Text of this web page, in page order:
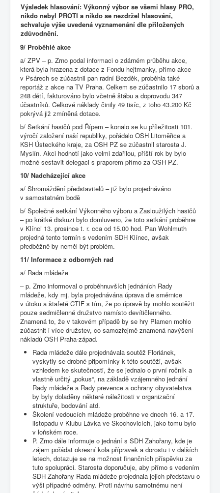
Výsledek hlasování: Výkonný výbor se všemi hlasy PRO,
nikdo nebyl PROTI a nikdo se nezdržel hlasování,
schvaluje výše uvedená vyznamenání dle přiložených
zdůvodnění.
9/ Proběhlé akce
a/ ZPV – p. Zrno podal informaci o zdárném průběhu akce,
která byla hrazena z dotace z Fondu hejtmanky, přímo akce
v Psárech se zúčastnil pan radní Bezděk, proběhla také
reportáž z akce na TV Praha. Celkem se zúčastnilo 17 sborů a
248 dětí, fakturováno bylo včetně štábu a doprovodu 347
účastníků. Celkové náklady činily 49 tisíc, z toho 43.200 Kč
pokrývá již zmíněná dotace.
b/ Setkání hasičů pod Řípem – konalo se ku příležitosti 101.
výročí založení naší republiky, pořádalo OSH Litoměřice a
KSH Ústeckého kraje, za OSH PZ se zúčastnil starosta J.
Myslín. Akci hodnotí jako velmi zdařilou, příští rok by bylo
možné sestavit delegaci s praporem přímo za OSH PZ.
10/ Nadcházející akce
a/ Shromáždění představitelů – již bylo projednáváno
v samostatném bodě
b/ Společné setkání Výkonného výboru a Zasloužilých hasičů
– po krátké diskuzi bylo domluveno, že toto setkání proběhne
v Klínci 13. prosince t. r. cca od 15.00 hod. Pan Wohlmuth
projedná tento termín s vedením SDH Klínec, avšak
předběžně by neměl být problém.
11/ Informace z odborných rad
a/ Rada mládeže
– p. Zrno informoval o proběhnuvších jednáních Rady
mládeže, kdy mj. byla projednávána úprava dle směrnice
v útoku a štafetě CTIF s tím, že po úpravě by mohlo soutěžit
pouze sedmičlenné družstvo namísto devítičlenného.
Znamená to, že v takovém případě by se hry Plamen mohlo
zúčastnit i více družstev, co samozřejmě znamená navýšení
nákladů OSH Praha-západ.
Rada mládeže dále projednávala soutěž Floriánek,
vyskytly se drobné připomínky k této soutěži, avšak
vzhledem ke skutečnosti, že se jednalo o první ročník a
vlastně určitý „pokus“, na základě vzájemného jednání
Rady mládeže a Rady prevence a ochrany obyvatelstva
by byly doladěny některé náležitosti v organizační
struktuře, bodování atd.
Školení vedoucích mládeže proběhne ve dnech 16. a 17.
listopadu v Klubu Lávka ve Skochovicích, jako tomu bylo
v loňském roce.
P. Zrno dále informuje o jednání s SDH Zahořany, kde je
zájem pořádat okresní kola přípravek a dorostu i v dalších
letech, dotazuje se na možnost finančních příspěvku za
tuto spolupráci. Starosta doporučuje, aby přímo s vedením
SDH Zahořany Rada mládeže projednala jejich představu o
výši případné odměny. Proti návrhu samotnému není